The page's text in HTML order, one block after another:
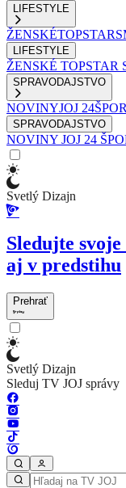
LIFESTYLE
ŽENSKÉTOPSTAR
LIFESTYLE
ŽENSKÉ TOPSTAR
SPRAVODAJSTVO
NOVINYJOJ 24
SPRAVODAJSTVO
NOVINY JOJ 24
Svetlý Dizajn
Sledujte
aj v predstihu
Prehrať
Svetlý Dizajn
Sleduj TV JOJ správy